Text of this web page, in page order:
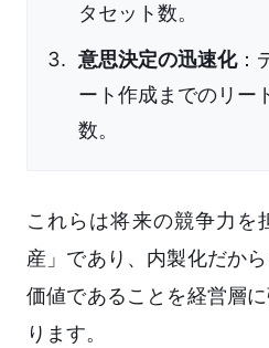
タセット数。
意思決定の迅速化：
ート作成までのリー
数。
これらは将来の競争力を
産」であり、内製化だか
価値であることを経営層
ります。